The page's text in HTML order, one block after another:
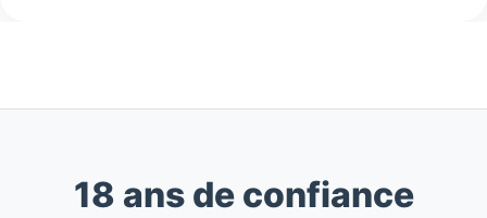
18 ans de confiance